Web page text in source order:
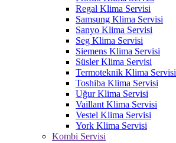
Regal Klima Servisi
Samsung Klima Servisi
Sanyo Klima Servisi
Seg Klima Servisi
Siemens Klima Servisi
Süsler Klima Servisi
Termoteknik Klima Servisi
Toshiba Klima Servisi
Uğur Klima Servisi
Vaillant Klima Servisi
Vestel Klima Servisi
York Klima Servisi
Kombi Servisi